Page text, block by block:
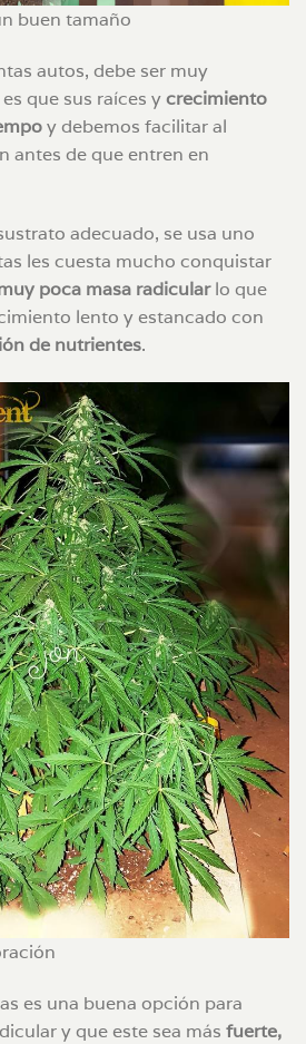
buen tamaño
autos, debe ser muy
que sus raíces ycrecimiento
y debemos facilitar al
antes de que entren en
adecuado, se usa uno
les cuesta mucho conquistar
poca masa radicularlo que
lento y estancado con
de nutrientes.
es una buena opción para
y que este sea más fuerte,